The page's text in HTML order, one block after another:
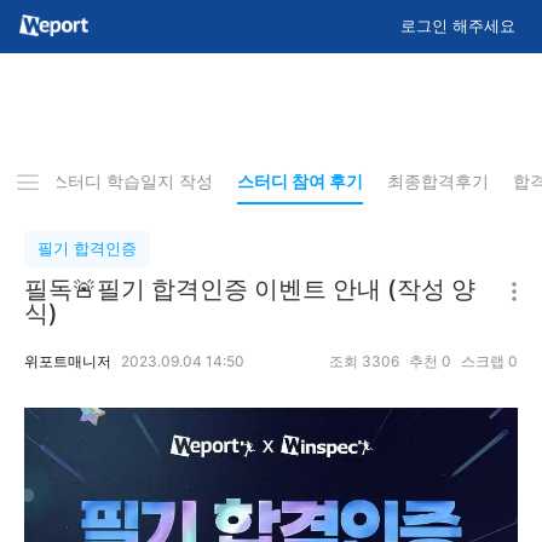
로그인 해주세요
항 스터디 학습일지 작성 스터디 참여 후기 최종합격후기 합
필기 합격인증
필독🚨필기 합격인증 이벤트 안내 (작성 양
식)
위포트매니저 2023.09.04 14:50 조회 3306 추천 0 스크랩 0